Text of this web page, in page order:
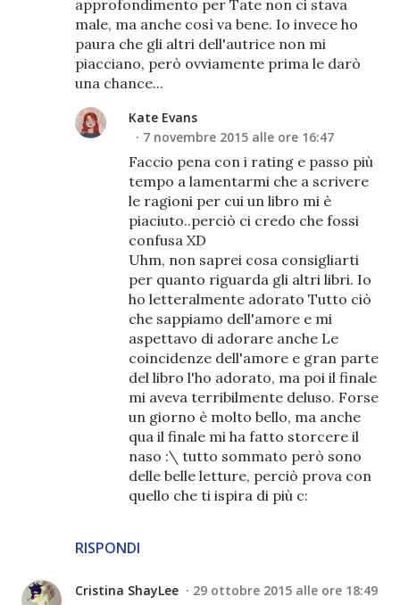
approfondimento per Tate non ci stava
male, ma anche così va bene. Io invece ho
paura che gli altri dell'autrice non mi
piacciano, però ovviamente prima le darò
una chance...
RISPONDI
Kate Evans
7 novembre 2015 alle ore 16:47
Faccio pena con i rating e passo più
tempo a lamentarmi che a scrivere
le ragioni per cui un libro mi è
piaciuto..perciò ci credo che fossi
confusa XD
Uhm, non saprei cosa consigliarti
per quanto riguarda gli altri libri. Io
ho letteralmente adorato Tutto ciò
che sappiamo dell'amore e mi
aspettavo di adorare anche Le
coincidenze dell'amore e gran parte
del libro l'ho adorato, ma poi il finale
mi aveva terribilmente deluso. Forse
un giorno è molto bello, ma anche
qua il finale mi ha fatto storcere il
naso :\ tutto sommato però sono
delle belle letture, perciò prova con
quello che ti ispira di più c:
Cristina ShayLee 29 ottobre 2015 alle ore 18:49